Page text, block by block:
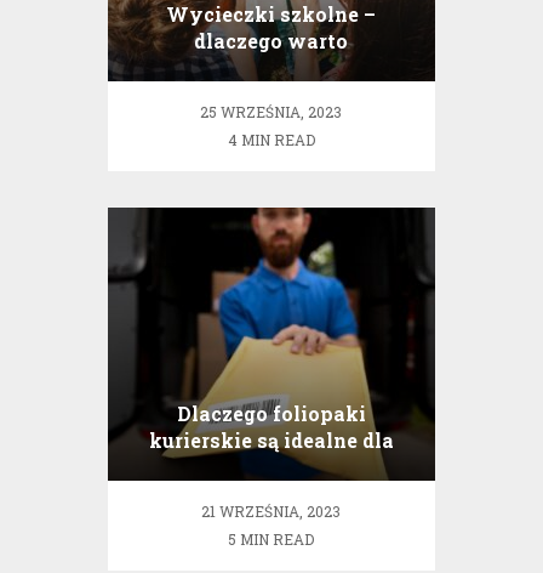
Wycieczki szkolne –
dlaczego warto
organizować je z
wypoczynkowym?
25 WRZEŚNIA, 2023
4 MIN READ
Dlaczego foliopaki
kurierskie są idealne dla
sklepów internetowych?
21 WRZEŚNIA, 2023
5 MIN READ